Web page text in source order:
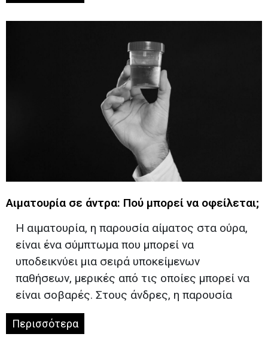
Αιματουρία σε άντρα: Πού μπορεί να οφείλεται;
Η αιματουρία, η παρουσία αίματος στα ούρα,
είναι ένα σύμπτωμα που μπορεί να
υποδεικνύει μια σειρά υποκείμενων
παθήσεων, μερικές από τις οποίες μπορεί να
είναι σοβαρές. Στους άνδρες, η παρουσία
Περισσότερα